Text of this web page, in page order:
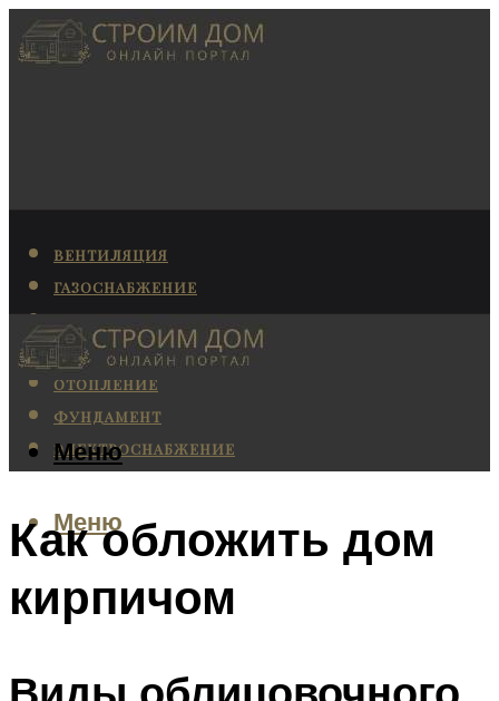
ВЕНТИЛЯЦИЯ
ГАЗОСНАБЖЕНИЕ
КАНАЛИЗАЦИЯ
КОНДИЦИОНИРОВАНИЕ
ОТОПЛЕНИЕ
ФУНДАМЕНТ
ЭЛЕКТРОСНАБЖЕНИЕ
Меню
Меню
Как обложить дом
кирпичом